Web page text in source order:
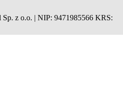
Sp. z o.o. | NIP: 9471985566 KRS: